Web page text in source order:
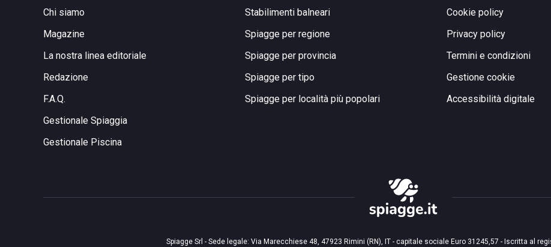
Chi siamo
Magazine
La nostra linea editoriale
Redazione
F.A.Q.
Gestionale Spiaggia
Gestionale Piscina
Stabilimenti balneari
Spiagge per regione
Spiagge per provincia
Spiagge per tipo
Spiagge per località più popolari
Cookie policy
Privacy policy
Termini e condizioni
Gestione cookie
Accessibilità digitale
Spiagge Srl - Sede legale: Via Marecchiese 48, 47923 Rimini (RN), IT - capitale sociale Euro 31245,57 - Iscritta al